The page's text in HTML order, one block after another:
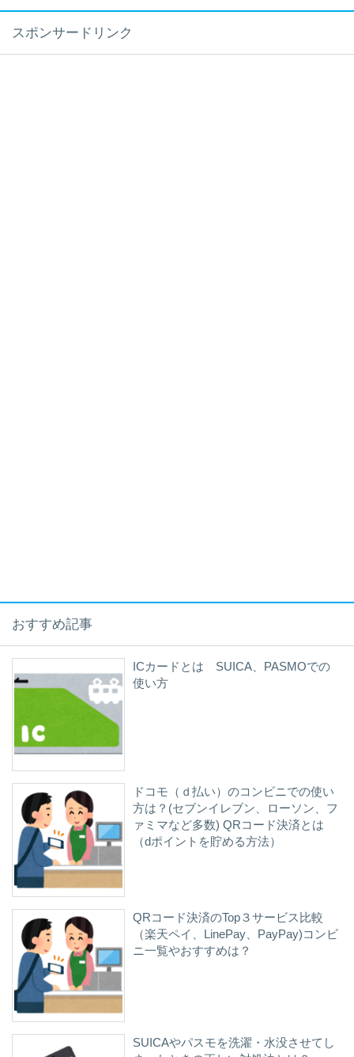
スポンサードリンク
おすすめ記事
ICカードとは SUICA、PASMOでの
使い方
ドコモ（ｄ払い）のコンビニでの使い
方は？(セブンイレブン、ローソン、フ
ァミマなど多数) QRコード決済とは
（dポイントを貯める方法）
QRコード決済のTop３サービス比較
（楽天ペイ、LinePay、PayPay)コンビ
ニ一覧やおすすめは？
SUICAやパスモを洗濯・水没させてし